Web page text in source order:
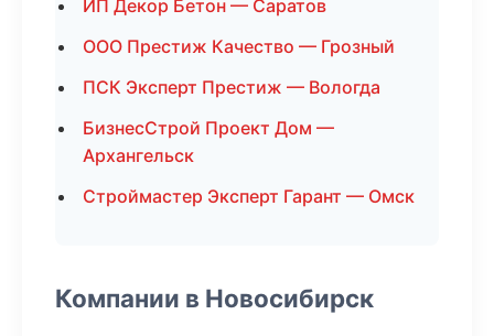
ИП Декор Бетон — Саратов
ООО Престиж Качество — Грозный
ПСК Эксперт Престиж — Вологда
БизнесСтрой Проект Дом —
Архангельск
Строймастер Эксперт Гарант — Омск
Компании в Новосибирск